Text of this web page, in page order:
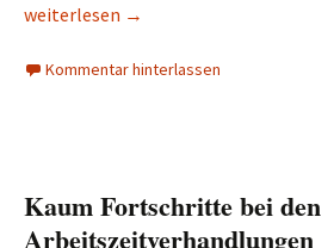
Landtag beschließt Novelle des
weiterlesen →
Kommentar hinterlassen
Kaum Fortschritte bei den
Arbeitszeitverhandlungen